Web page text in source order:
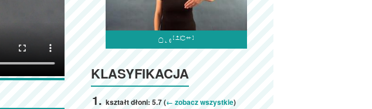

KLASYFIKACJA
kształt dłoni: 5.7 (← zobacz wszystkie)